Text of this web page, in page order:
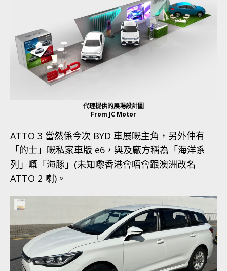
代理提供的展場設計圖
From JC Motor
ATTO 3 當然係今次 BYD 車展嘅主角，另外仲有
「的士」嘅私家車版 e6，與及廠方稱為「海洋系
列」嘅「海豚」(未知嚟香港會唔會跟澳洲改名
ATTO 2 喇)。